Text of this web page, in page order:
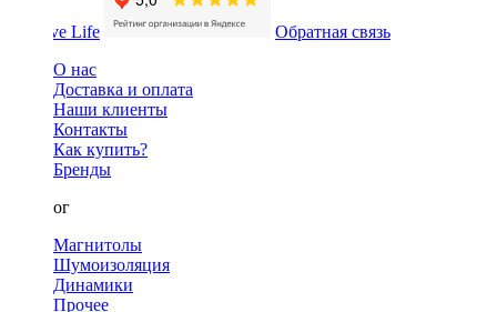
Обратная связь
О нас
Доставка и оплата
Наши клиенты
Контакты
Как купить?
Бренды
Каталог
Магнитолы
Шумоизоляция
Динамики
Прочее